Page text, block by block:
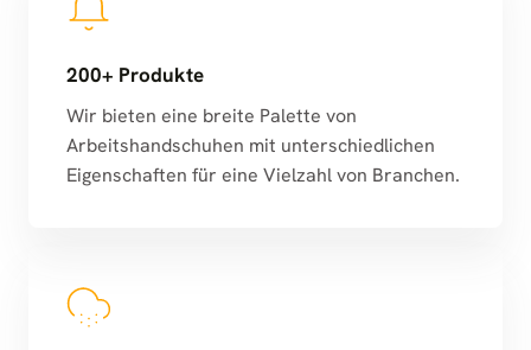
200+ Produkte
Wir bieten eine breite Palette von
Arbeitshandschuhen mit unterschiedlichen
Eigenschaften für eine Vielzahl von Branchen.